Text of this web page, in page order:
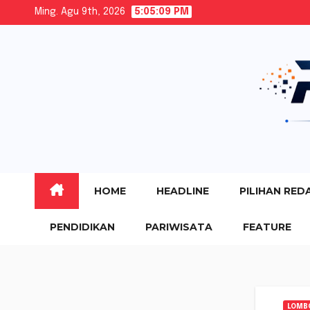
Ming. Agu 9th, 2026 5:05:10 PM
HOME HEADLINE PILIHAN
PENDIDIKAN PARIWISATA FEATURE